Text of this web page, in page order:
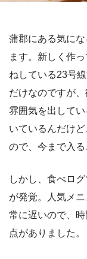
蒲郡にある気に
ます。新しく作
ねしている23号
だけなのですが
雰囲気を出して
いているんだけ
ので、今まで入る
しかし、食べロ
が発覚。人気メ
常に遅いので、
点がありました。